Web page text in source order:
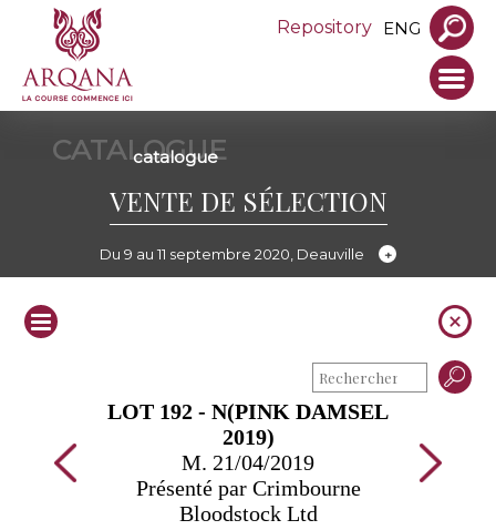
Repository ENG
CATALOGUE
catalogue
VENTE DE SÉLECTION
Du 9 au 11 septembre 2020, Deauville
LOT 192 - N(PINK DAMSEL
2019)
M. 21/04/2019
Présenté par Crimbourne
Bloodstock Ltd